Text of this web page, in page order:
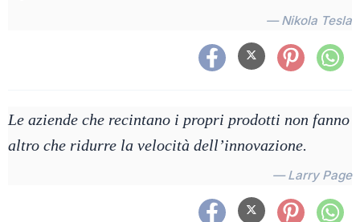
— Nikola Tesla
Le aziende che recintano i propri prodotti non fanno
altro che ridurre la velocità dell’innovazione.
— Larry Page